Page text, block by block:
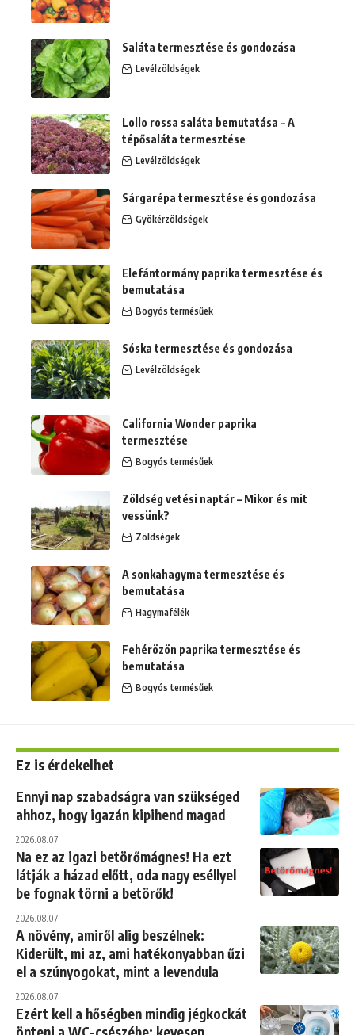
Saláta termesztése és gondozása
Levélzöldségek
Lollo rossa saláta bemutatása – A
tépősaláta termesztése
Levélzöldségek
Sárgarépa termesztése és gondozása
Gyökérzöldségek
Elefántormány paprika termesztése és
bemutatása
Bogyós termésűek
Sóska termesztése és gondozása
Levélzöldségek
California Wonder paprika
termesztése
Bogyós termésűek
Zöldség vetési naptár – Mikor és mit
vessünk?
Zöldségek
A sonkahagyma termesztése és
bemutatása
Hagymafélék
Fehérözön paprika termesztése és
bemutatása
Bogyós termésűek
Ez is érdekelhet
Ennyi nap szabadságra van szükséged
ahhoz, hogy igazán kipihend magad
2026.08.07.
Na ez az igazi betörőmágnes! Ha ezt
látják a házad előtt, oda nagy eséllyel
be fognak törni a betörők!
2026.08.07.
A növény, amiről alig beszélnek:
Kiderült, mi az, ami hatékonyabban űzi
el a szúnyogokat, mint a levendula
2026.08.07.
Ezért kell a hőségben mindig jégkockát